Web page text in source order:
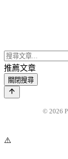
推薦文章
關閉搜尋
© 2026
⚠️